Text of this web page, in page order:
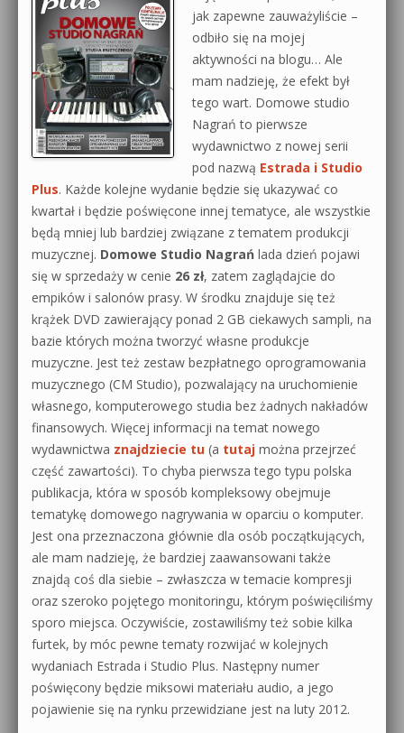
jak zapewne zauważyliście –
odbiło się na mojej
aktywności na blogu… Ale
mam nadzieję, że efekt był
tego wart. Domowe studio
Nagrań to pierwsze
wydawnictwo z nowej serii
pod nazwą Estrada i Studio
Plus. Każde kolejne wydanie będzie się ukazywać co
kwartał i będzie poświęcone innej tematyce, ale wszystkie
będą mniej lub bardziej związane z tematem produkcji
muzycznej. Domowe Studio Nagrań lada dzień pojawi
się w sprzedaży w cenie 26 zł, zatem zaglądajcie do
empików i salonów prasy. W środku znajduje się też
krążek DVD zawierający ponad 2 GB ciekawych sampli, na
bazie których można tworzyć własne produkcje
muzyczne. Jest też zestaw bezpłatnego oprogramowania
muzycznego (CM Studio), pozwalający na uruchomienie
własnego, komputerowego studia bez żadnych nakładów
finansowych. Więcej informacji na temat nowego
wydawnictwa znajdziecie tu (a tutaj można przejrzeć
część zawartości). To chyba pierwsza tego typu polska
publikacja, która w sposób kompleksowy obejmuje
tematykę domowego nagrywania w oparciu o komputer.
Jest ona przeznaczona głównie dla osób początkujących,
ale mam nadzieję, że bardziej zaawansowani także
znajdą coś dla siebie – zwłaszcza w temacie kompresji
oraz szeroko pojętego monitoringu, którym poświęciliśmy
sporo miejsca. Oczywiście, zostawiliśmy też sobie kilka
furtek, by móc pewne tematy rozwijać w kolejnych
wydaniach Estrada i Studio Plus. Następny numer
poświęcony będzie miksowi materiału audio, a jego
pojawienie się na rynku przewidziane jest na luty 2012.